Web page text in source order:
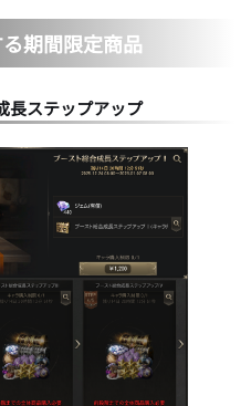
期間限定商品
長ステップアップ